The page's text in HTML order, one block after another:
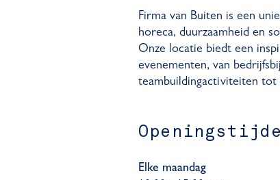
Firma van Buiten is een
horeca, duurzaamheid en
Onze locatie biedt een
evenementen, van
teambuildingactiviteiten tot
Elke maandag